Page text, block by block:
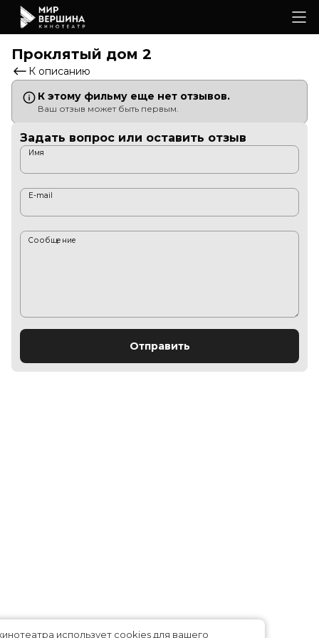
Проклятый дом 2
К описанию
К этому фильму еще нет отзывов.
Ваш отзыв может быть первым.
Задать вопрос или оставить отзыв
Имя
E-mail
Сообщение
Отправить
Сайт кинотеатра использует cookies для вашего